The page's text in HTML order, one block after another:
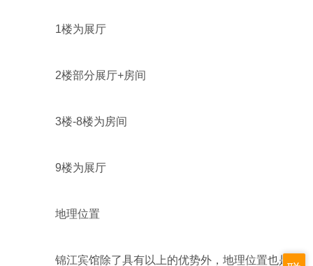
1楼为展厅
2楼部分展厅+房间
3楼-8楼为房间
9楼为展厅
地理位置
锦江宾馆除了具有以上的优势外，地理位置也是糖